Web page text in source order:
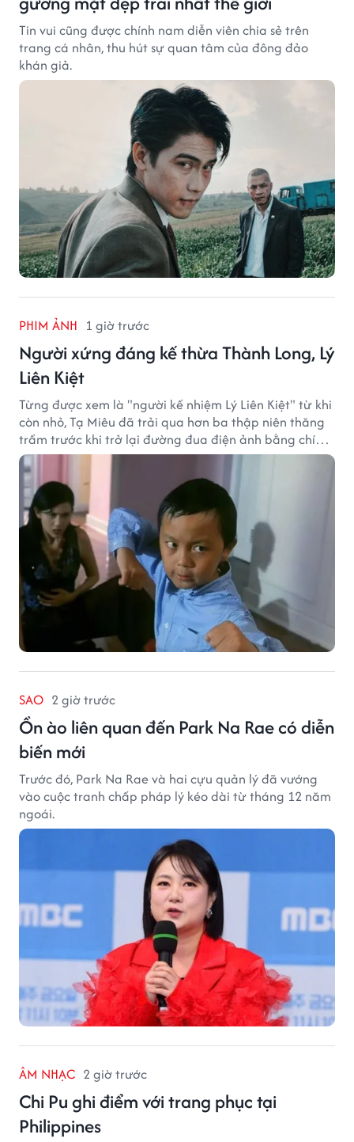
Tin vui cũng được chính nam diễn viên chia sẻ trên
trang cá nhân, thu hút sự quan tâm của đông đảo
khán giả.
PHIM ẢNH 1 giờ trước
Người xứng đáng kế thừa Thành Long, Lý
Liên Kiệt
Từng được xem là "người kế nhiệm Lý Liên Kiệt" từ khi
còn nhỏ, Tạ Miêu đã trải qua hơn ba thập niên thăng
trầm trước khi trở lại đường đua điện ảnh bằng chính
sở trường võ thuật.
SAO 2 giờ trước
Ồn ào liên quan đến Park Na Rae có diễn
biến mới
Trước đó, Park Na Rae và hai cựu quản lý đã vướng
vào cuộc tranh chấp pháp lý kéo dài từ tháng 12 năm
ngoái.
ÂM NHẠC 2 giờ trước
Chi Pu ghi điểm với trang phục tại
Philippines